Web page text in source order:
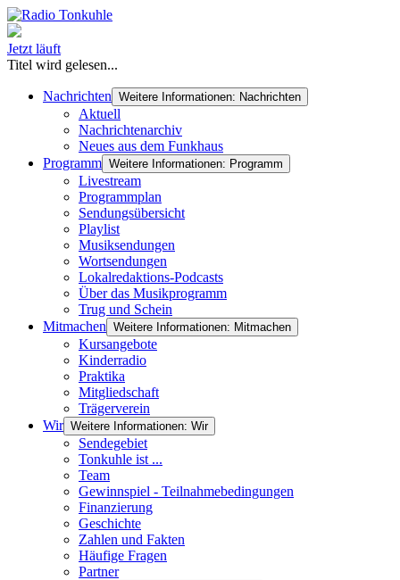
Jetzt läuft
Titel wird gelesen...
Nachrichten Weitere Informationen: Nachrichten
Aktuell
Nachrichtenarchiv
Neues aus dem Funkhaus
Programm Weitere Informationen: Programm
Livestream
Programmplan
Sendungsübersicht
Playlist
Musiksendungen
Wortsendungen
Lokalredaktions-Podcasts
Über das Musikprogramm
Trug und Schein
Mitmachen Weitere Informationen: Mitmachen
Kursangebote
Kinderradio
Praktika
Mitgliedschaft
Trägerverein
Wir Weitere Informationen: Wir
Sendegebiet
Tonkuhle ist ...
Team
Gewinnspiel - Teilnahmebedingungen
Finanzierung
Geschichte
Zahlen und Fakten
Häufige Fragen
Partner